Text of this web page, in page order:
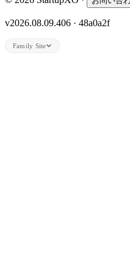
v2026.08.09.406 · 48a0a2f
Family Site